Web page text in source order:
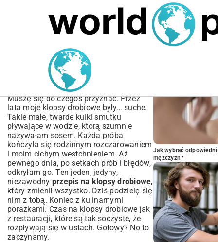
MARIUSZ ŁAMAGA 05.10.2025
Przepis na Klopsy
Drobiowe: Jak Zrobić
Soczyste i Pyszne Klopsy?
Muszę się do czegoś przyznać. Przez
lata moje klopsy drobiowe były… suche.
Takie małe, twarde kulki smutku
pływające w wodzie, którą szumnie
nazywałam sosem. Każda próba
kończyła się rodzinnym rozczarowaniem
i moim cichym westchnieniem. Aż
pewnego dnia, po setkach prób i błędów,
odkryłam go. Ten jeden, jedyny,
niezawodny przepis na klopsy drobiowe,
który zmienił wszystko. Dziś podzielę się
nim z tobą. Koniec z kulinarnymi
porażkami. Czas na klopsy drobiowe jak
z restauracji, które są tak soczyste, że
rozpływają się w ustach. Gotowy? No to
zaczynamy.
Jak wybrać
mężczyzn?